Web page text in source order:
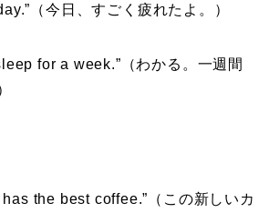
（今日、すごく疲れたよ。）
for a week.”（わかる。一週間
the best coffee.”（この新しいカ